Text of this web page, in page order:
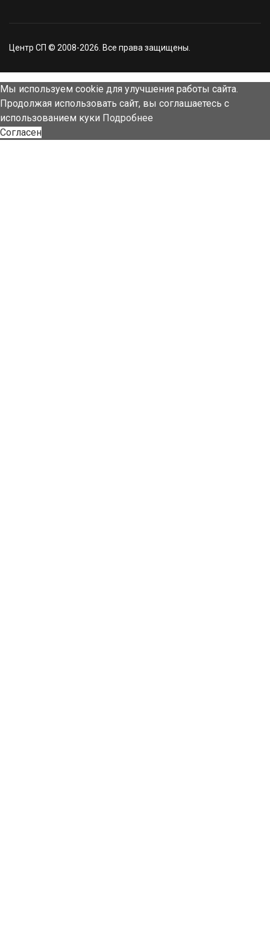
Центр СП © 2008-2026. Все права защищены.
Мы используем cookie для улучшения работы сайта.
Продолжая использовать сайт, вы соглашаетесь с
использованием куки Подробнее
Согласен